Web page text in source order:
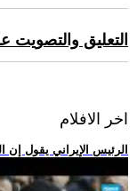
التعليق
اخر الافلام
.. الرئيس الإيراني يقول